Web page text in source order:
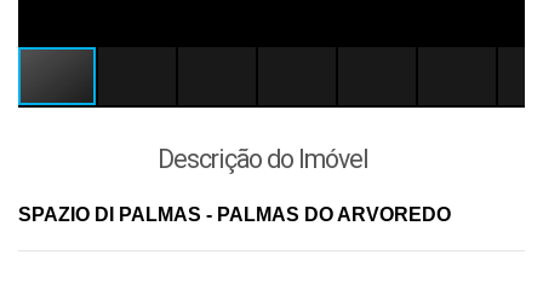
Descrição do Imóvel
SPAZIO DI PALMAS - PALMAS DO ARVOREDO